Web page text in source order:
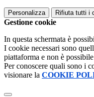
Personalizza Rifiuta tutti i
Gestione cookie
In questa schermata è
I cookie necessari sono
piattaforma e non è
Per conoscere quali sono i
visionare la COOKIE